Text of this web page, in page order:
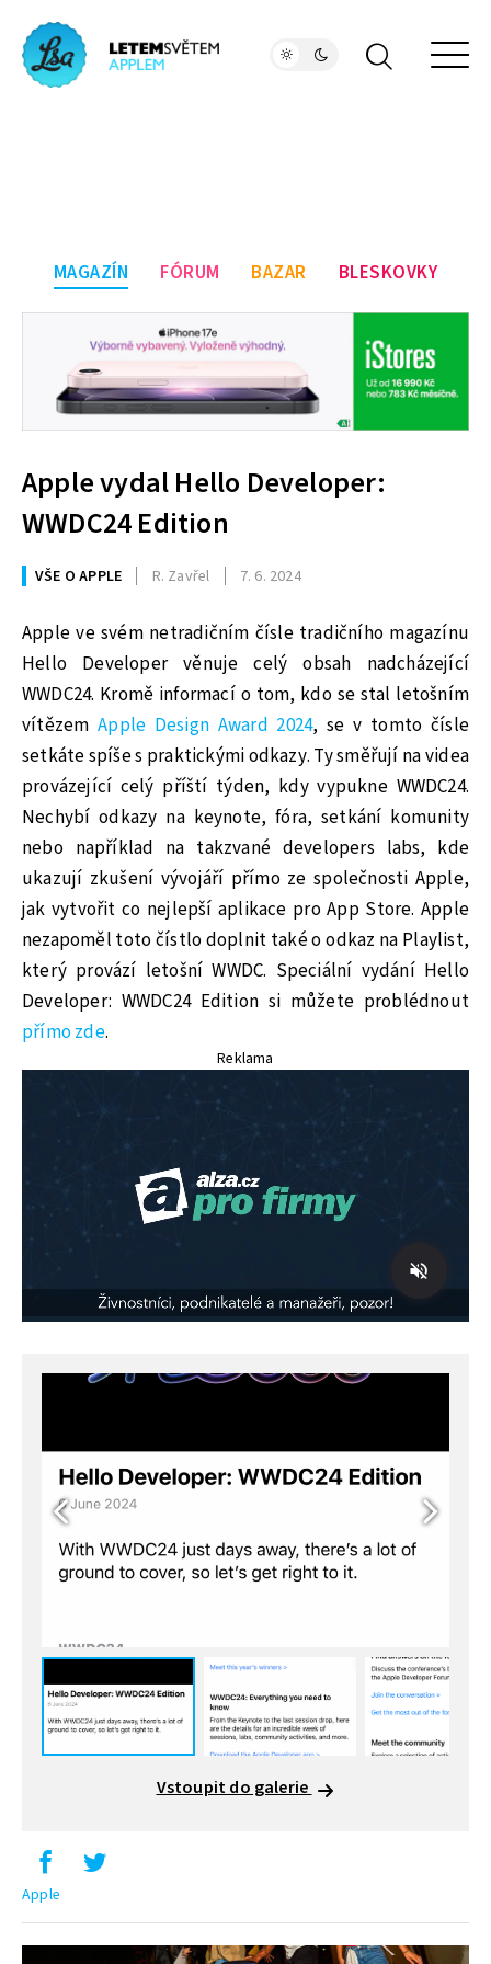
MAGAZÍN FÓRUM BAZAR BLESKOVKY
Apple vydal Hello Developer:
WWDC24 Edition
VŠE O APPLE R. Zavřel 7. 6. 2024
Apple ve svém netradičním čísle tradičního magazínu
Hello Developer věnuje celý obsah nadcházející
WWDC24. Kromě informací o tom, kdo se stal letošním
vítězemApple Design Award 2024, se v tomto čísle
setkáte spíše s praktickými odkazy. Ty směřují na videa
provázející celý příští týden, kdy vypukne WWDC24.
Nechybí odkazy na keynote, fóra, setkání komunity
nebo například na takzvané developers labs, kde
ukazují zkušení vývojáří přímo ze společnosti Apple,
jak vytvořit co nejlepší aplikace pro App Store. Apple
nezapoměl toto čístlo doplnit také o odkaz na Playlist,
který provází letošní WWDC. Speciální vydání Hello
Developer: WWDC24 Edition si můžete problédnout
přímo zde.
Reklama
Vstoupit do galerie
Apple